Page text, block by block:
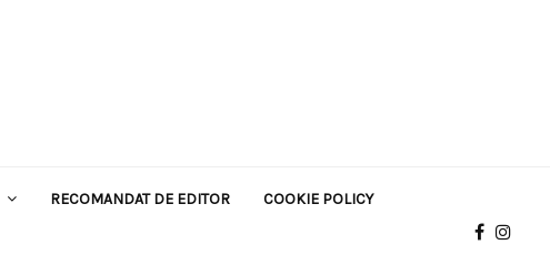
RECOMANDAT DE EDITOR COOKIE POLICY